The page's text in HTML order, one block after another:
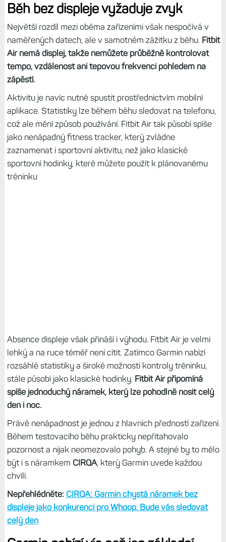
Běh bez displeje vyžaduje zvyk
Největší rozdíl mezi oběma zařízeními však nespočívá v
naměřených datech, ale v samotném zážitku z běhu. Fitbit
Air nemá displej, takže nemůžete průběžně kontrolovat
tempo, vzdálenost ani tepovou frekvenci pohledem na
zápěstí.
Aktivitu je navíc nutné spustit prostřednictvím mobilní
aplikace. Statistiky lze během běhu sledovat na telefonu,
což ale mění způsob používání. Fitbit Air tak působí spíše
jako nenápadný fitness tracker, který zvládne
zaznamenat i sportovní aktivitu, než jako klasické
sportovní hodinky, které můžete použít k plánovanému
tréninku
Absence displeje však přináší i výhodu. Fitbit Air je velmi
lehký a na ruce téměř není cítit. Zatímco Garmin nabízí
rozsáhlé statistiky a široké možnosti kontroly tréninku,
stále působí jako klasické hodinky. Fitbit Air připomíná
spíše jednoduchý náramek, který lze pohodlně nosit celý
den i noc.
Právě nenápadnost je jednou z hlavních předností zařízení.
Během testovacího běhu prakticky nepřitahovalo
pozornost a nijak neomezovalo pohyb. A stejné by to mělo
být i s náramkem CIRQA, který Garmin uvede každou
chvílí.
Nepřehlédněte: CIRQA: Garmin chystá náramek bez
displeje jako konkurenci pro Whoop. Bude vás sledovat
celý den